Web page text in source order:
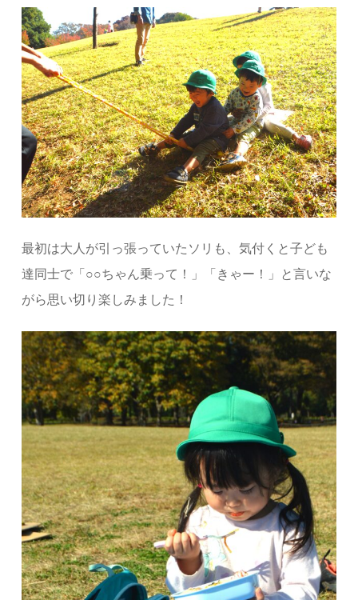
最初は大人が引っ張っていたソリも、気付くと子ども
達同士で「○○ちゃん乗って！」
「きゃー！」と言いな
がら思い切り楽しみました！